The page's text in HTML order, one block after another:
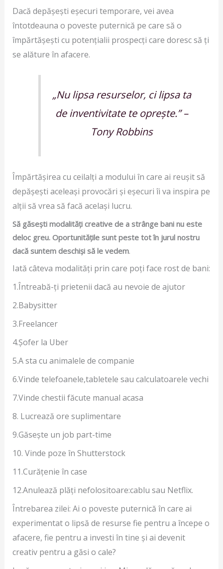
Dacă depășești eșecuri temporare, vei avea
întotdeauna o poveste puternică pe care să o
împărtășești cu potențialii prospecți care doresc să ți
se alăture în afacere.
„Nu lipsa resurselor, ci lipsa ta
de inventivitate te oprește.” –
Tony Robbins
Împărtășirea cu ceilalți a modului în care ai reușit să
depășești aceleași provocări și eșecuri îi va inspira pe
alții să vrea să facă același lucru.
Să găsești modalități creative de a strânge bani nu este
deloc greu. Oportunitățile sunt peste tot în jurul nostru
dacă suntem deschiși să le vedem.
Iată câteva modalități prin care poți face rost de bani:
1.Întreabă-ți prietenii dacă au nevoie de ajutor
2.Babysitter
3.Freelancer
4.Șofer la Uber
5.A sta cu animalele de companie
6.Vinde telefoanele,tabletele sau calculatoarele vechi
7.Vinde chestii făcute manual acasa
8. Lucrează ore suplimentare
9.Găsește un job part-time
10. Vinde poze în Shutterstock
11.Curățenie în case
12.Anulează plăți nefolositoare:cablu sau Netflix.
Întrebarea zilei: Ai o poveste puternică în care ai
experimentat o lipsă de resurse fie pentru a începe o
afacere, fie pentru a investi în tine și ai devenit
creativ pentru a găsi o cale?